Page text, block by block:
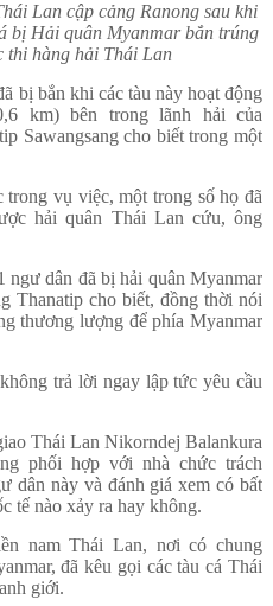
Lan cập cảng Ranong sau khi
bị Hải quân Myanmar bắn trúng
thi hàng hải Thái Lan
bị bắn khi các tàu này hoạt động
km) bên trong lãnh hải của
Sawangsang cho biết trong một
vụ việc, một trong số họ đã
hải quân Thái Lan cứu, ông
dân đã bị hải quân Myanmar
Thanatip cho biết, đồng thời nói
thương lượng để phía Myanmar
trả lời ngay lập tức yêu cầu
Thái Lan Nikorndej Balankura
phối hợp với nhà chức trách
dân này và đánh giá xem có bất
tế nào xảy ra hay không.
nam Thái Lan, nơi có chung
đã kêu gọi các tàu cá Thái
giới.